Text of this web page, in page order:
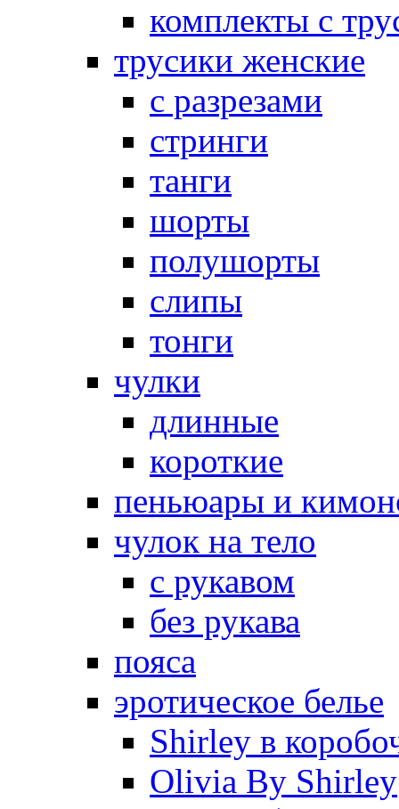
комплекты с
трусики женские
с разрезами
стринги
танги
шорты
полушорты
слипы
тонги
чулки
длинные
короткие
пеньюары и
чулок на тело
с рукавом
без рукава
пояса
эротическое белье
Shirley в
Olivia By Shirley